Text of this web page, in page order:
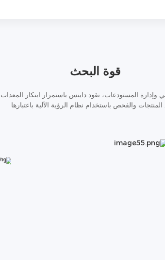
قوة البحث
وإدارة المستودعات، تقود داينس باستمرار ابتكار المعدات
المنتجات والفحص باستخدام نظام الرؤية الآلية باعتبارها